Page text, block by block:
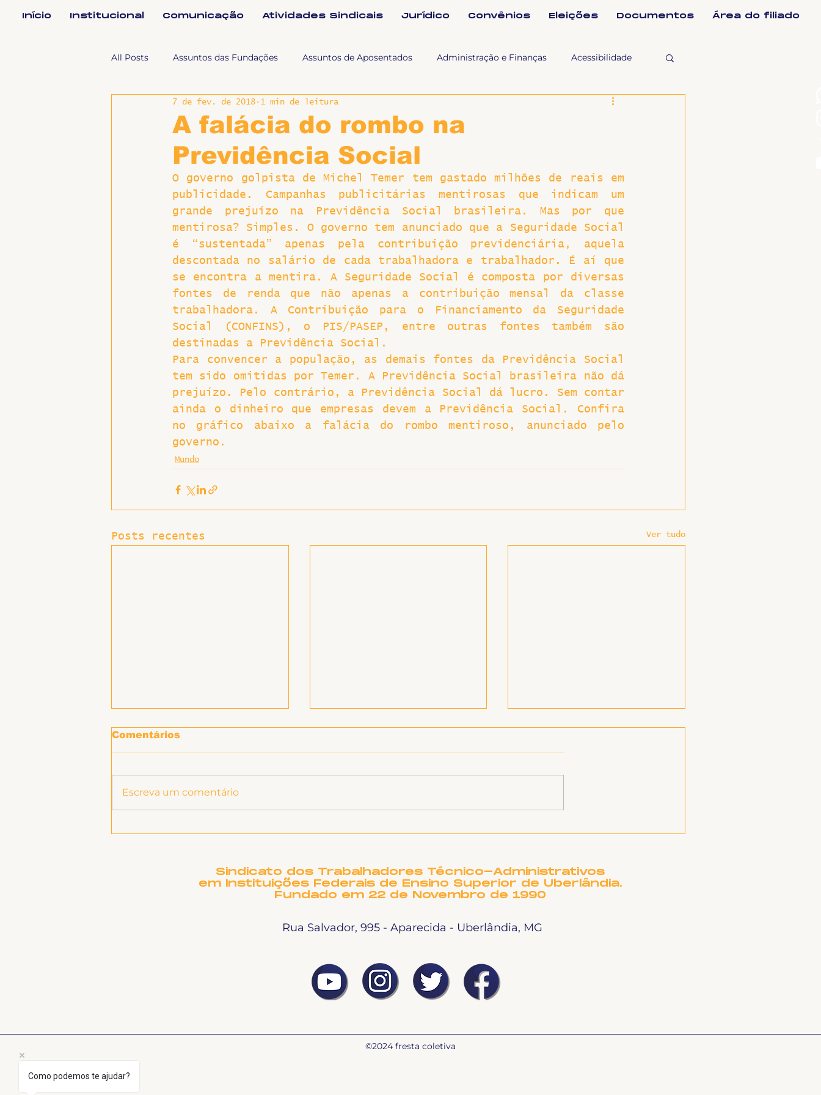
Início Institucional Comunicação Atividades Sindicais Jurídico Convênios Eleições Documentos Área do filiado
All Posts Assuntos das Fundações Assuntos de Aposentados Administração e Finanças Acessibilidade
Assuntos Jurídicos e Relação de Tra Fala SINTET-UFU
Coordenações Efetivos Documentos Formação e Relações Sindicais
Notícias Imprensa e comunicação Politicas Socias Antirracismo
Nova Sintet News Você Sabia Divulgações
Greve
A falácia do rombo na
Previdência Social
7 de fev. de 2018 1 min de leitura
O governo golpista de Michel Temer tem gastado milhões de reais em
publicidade. Campanhas publicitárias mentirosas que indicam um
grande prejuízo na Previdência Social brasileira. Mas por que
mentirosa? Simples. O governo tem anunciado que a Seguridade Social
é “sustentada” apenas pela contribuição previdenciária, aquela
descontada no salário de cada trabalhadora e trabalhador. É aí que
se encontra a mentira. A Seguridade Social é composta por diversas
fontes de renda que não apenas a contribuição mensal da classe
trabalhadora. A Contribuição para o Financiamento da Seguridade
Social (CONFINS), o PIS/PASEP, entre outras fontes também são
destinadas a Previdência Social.
Para convencer a população, as demais fontes da Previdência Social
tem sido omitidas por Temer. A Previdência Social brasileira não dá
prejuízo. Pelo contrário, a Previdência Social dá lucro. Sem contar
ainda o dinheiro que empresas devem a Previdência Social. Confira
no gráfico abaixo a falácia do rombo mentiroso, anunciado pelo
governo.
Mundo
Posts recentes Ver tudo
hospitais cubanos
Comentários
Escreva um comentário
Sindicato dos Trabalhadores Técnico-Administrativos
em Instituições Federais de Ensino Superior de Uberlândia.
Fundado em 22 de Novembro de 1990
Rua Salvador, 995 - Aparecida - Uberlândia, MG
©2024 fresta coletiva
Como podemos te ajudar?